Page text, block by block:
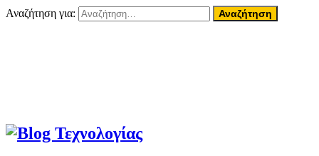
Αναζήτηση για: